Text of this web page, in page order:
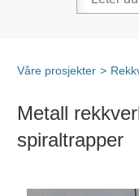
Våre prosjekter >
Metall
spiraltrapper